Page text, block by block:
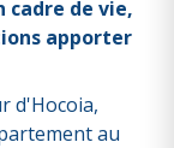
cadre de vie,
apporter
d'Hocoia,
au